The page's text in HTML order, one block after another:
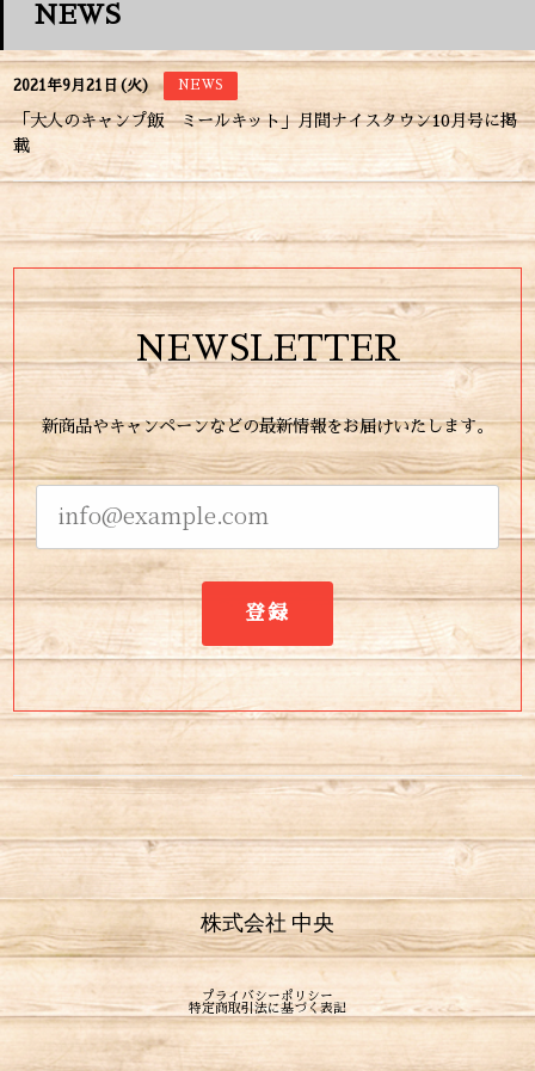
NEWS
2021年9月21日(火) NEWS
「大人のキャンプ飯 ミールキット」月間ナイスタウン10月号に掲
載
NEWSLETTER
新商品やキャンペーンなどの最新情報をお届けいたします。
登録
株式会社 中央
プライバシーポリシー
特定商取引法に基づく表記